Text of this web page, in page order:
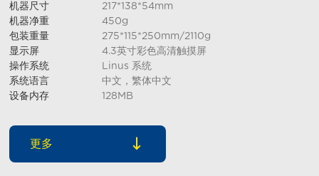
机器尺寸
217*138*54mm
机器净重
450g
包装重量
275*115*250mm/2110g
显示屏
4.3英寸彩色高清触摸屏
操作系统
Linus 系统
系统语言
中文，繁体中文
设备内存
128MB
更多